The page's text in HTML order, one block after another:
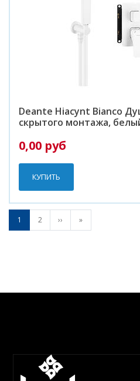
Deante Hiacynt Bianco
скрытого монтажа,
0,00 руб
КУПИТЬ
НУМЕРАЦИЯ
СТРАНИЦ
1 2 ›› Следующая
»